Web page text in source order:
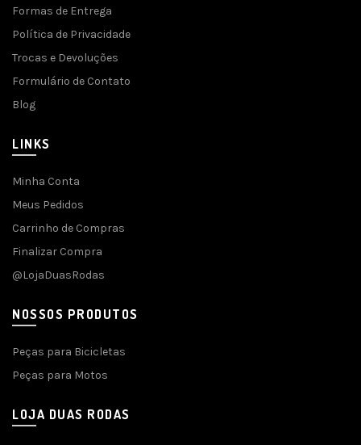
Formas de Entrega
Política de Privacidade
Trocas e Devoluções
Formulário de Contato
Blog
LINKS
Minha Conta
Meus Pedidos
Carrinho de Compras
Finalizar Compra
@LojaDuasRodas
NOSSOS PRODUTOS
Peças para Bicicletas
Peças para Motos
LOJA DUAS RODAS